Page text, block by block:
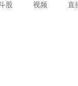
股 视频 直